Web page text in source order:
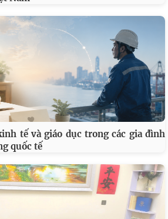
tế và giáo dục trong các gia đình
quốc tế